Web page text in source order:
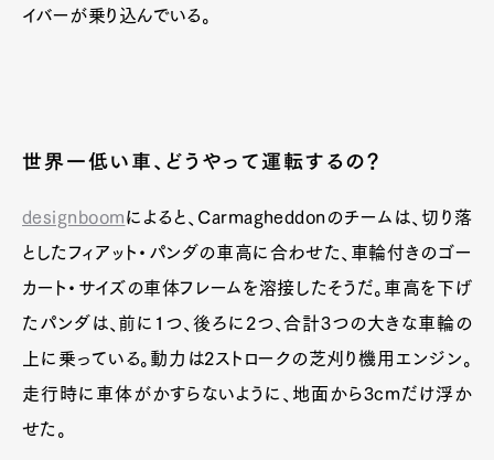
イバーが乗り込んでいる。
世界一低い車、どうやって運転するの？
designboomによると、Carmagheddonのチームは、切り落
としたフィアット・パンダの車高に合わせた、車輪付きのゴー
カート・サイズの車体フレームを溶接したそうだ。車高を下げ
たパンダは、前に1つ、後ろに2つ、合計3つの大きな車輪の
上に乗っている。動力は2ストロークの芝刈り機用エンジン。
走行時に車体がかすらないように、地面から3cmだけ浮か
せた。